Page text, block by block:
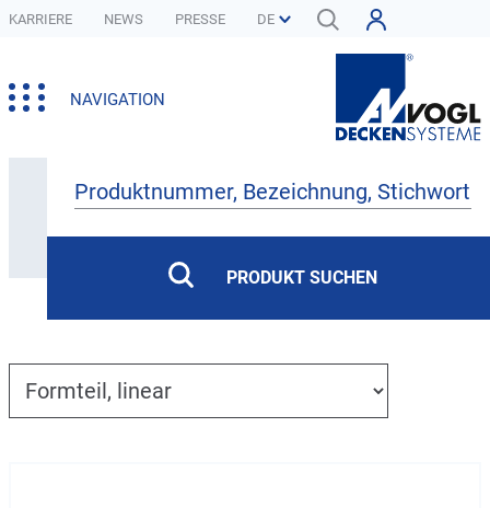
KARRIERE NEWS PRESSE
NAVIGATION
Produkte
PRODUKT SUCHEN